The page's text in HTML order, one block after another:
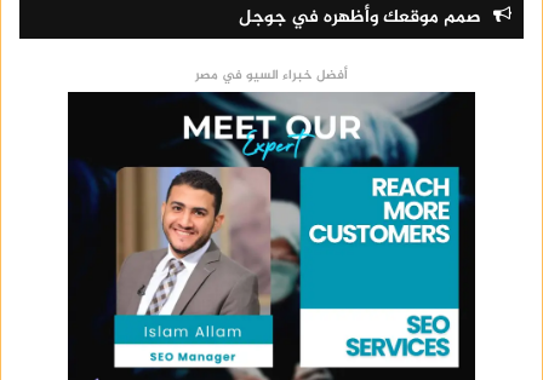
صمم موقعك وأظهره في جوجل
أفضل خبراء السيو في مصر